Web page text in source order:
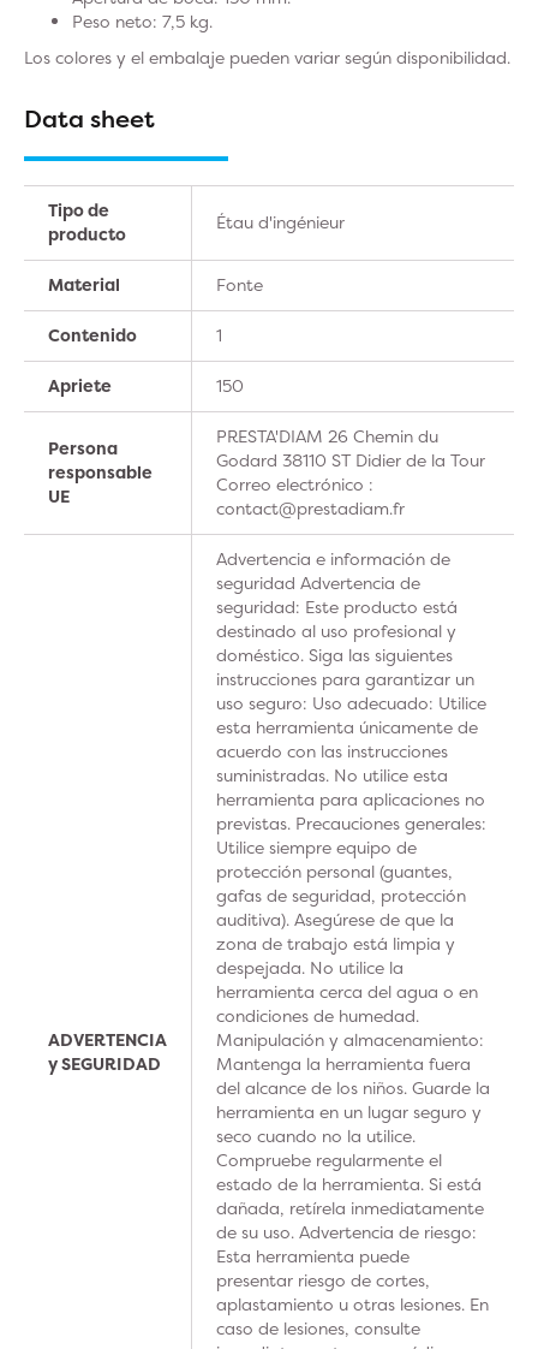
Peso neto: 7,5 kg.
Los colores y el embalaje pueden variar según disponibilidad.
Data sheet
Tipo de
producto
Étau d'ingénieur
Material Fonte
Contenido 1
Apriete 150
Persona
responsable
UE
PRESTA'DIAM 26 Chemin du
Godard 38110 ST Didier de la Tour
Correo electrónico :
contact@prestadiam.fr
ADVERTENCIA
y SEGURIDAD
Advertencia e información de
seguridad Advertencia de
seguridad: Este producto está
destinado al uso profesional y
doméstico. Siga las siguientes
instrucciones para garantizar un
uso seguro: Uso adecuado: Utilice
esta herramienta únicamente de
acuerdo con las instrucciones
suministradas. No utilice esta
herramienta para aplicaciones no
previstas. Precauciones generales:
Utilice siempre equipo de
protección personal (guantes,
gafas de seguridad, protección
auditiva). Asegúrese de que la
zona de trabajo está limpia y
despejada. No utilice la
herramienta cerca del agua o en
condiciones de humedad.
Manipulación y almacenamiento:
Mantenga la herramienta fuera
del alcance de los niños. Guarde la
herramienta en un lugar seguro y
seco cuando no la utilice.
Compruebe regularmente el
estado de la herramienta. Si está
dañada, retírela inmediatamente
de su uso. Advertencia de riesgo:
Esta herramienta puede
presentar riesgo de cortes,
aplastamiento u otras lesiones. En
caso de lesiones, consulte